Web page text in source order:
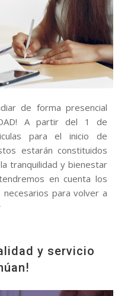
de forma presencial
A partir del 1 de
para el inicio de
estarán constituidos
tranquilidad y bienestar
en cuenta los
para volver a
y servicio